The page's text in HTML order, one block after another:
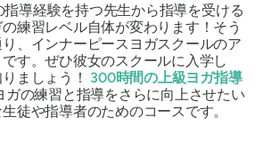
導経験を持つ先生から指導を受ける
練習レベル自体が変わります！そう
、インナーピースヨガスクールのア
す。ぜひ彼女のスクールに入学し
ましょう！ 300時間の上級ヨガ指導
ガの練習と指導をさらに向上させたい
徒や指導者のためのコースです。